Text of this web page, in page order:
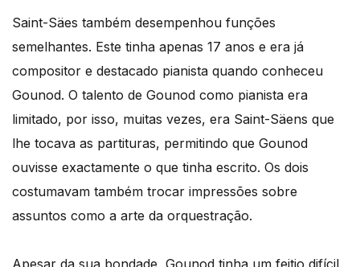
Saint-Säes também desempenhou funções
semelhantes. Este tinha apenas 17 anos e era já
compositor e destacado pianista quando conheceu
Gounod. O talento de Gounod como pianista era
limitado, por isso, muitas vezes, era Saint-Säens que
lhe tocava as partituras, permitindo que Gounod
ouvisse exactamente o que tinha escrito. Os dois
costumavam também trocar impressões sobre
assuntos como a arte da orquestração.
Apesar da sua bondade, Gounod tinha um feitio difícil.